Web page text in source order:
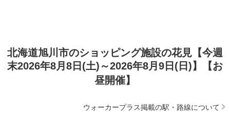
北海道旭川市のショッピング施設の花見【今週
末2026年8月8日(土)～2026年8月9日(日)】【お
昼開催】
ウォーカープラス掲載の駅・路線について